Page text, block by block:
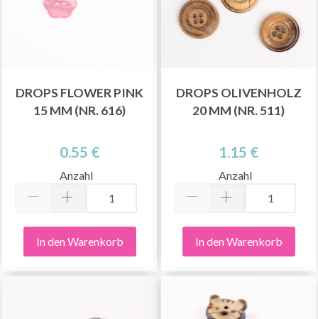
DROPS FLOWER PINK
15 MM (NR. 616)
0.55 €
Anzahl
In den Warenkorb
DROPS OLIVENHOLZ
20 MM (NR. 511)
1.15 €
Anzahl
In den Warenkorb